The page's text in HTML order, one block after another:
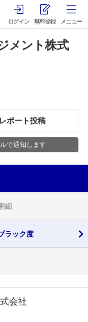
ログイン 無料登録 メニュー
メント株式
レポート投稿
で通知します
細
ラック度
会社